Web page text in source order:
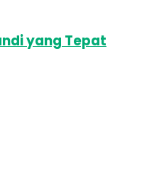
yang Tepat